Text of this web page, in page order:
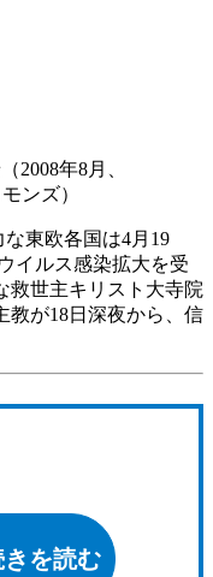
2008年8月、
ンズ）
な東欧各国は4月19
イルス感染拡大を受
救世主キリスト大寺院
教が18日深夜から、信
を読む